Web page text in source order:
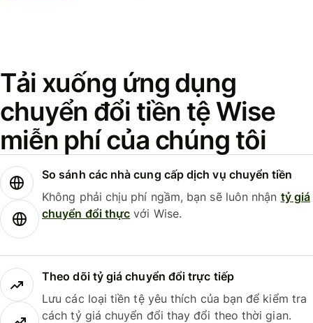
Tải xuống ứng dụng
chuyển đổi tiền tệ Wise
miễn phí của chúng tôi
So sánh các nhà cung cấp dịch vụ chuyển tiền
Không phải chịu phí ngầm, bạn sẽ luôn nhận tỷ giá
chuyển đổi thực với Wise.
Theo dõi tỷ giá chuyển đổi trực tiếp
Lưu các loại tiền tệ yêu thích của bạn để kiểm tra
cách tỷ giá chuyển đổi thay đổi theo thời gian.